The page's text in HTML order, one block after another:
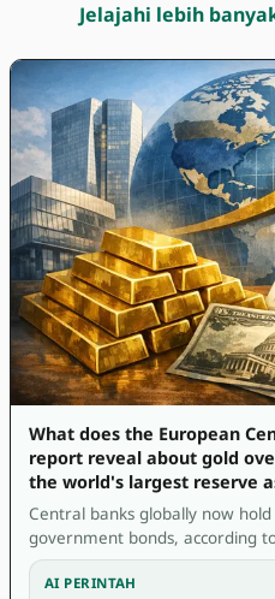
Jelajahi lebih
What does the European
report reveal about gold
the world's largest reserve
Central banks globally now
government bonds, according
AI PERINTAH